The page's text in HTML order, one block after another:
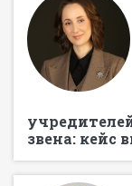
звена: кейс